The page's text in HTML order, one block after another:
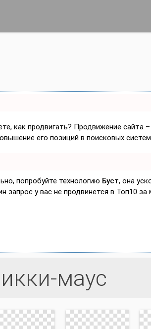
как продвигать? Продвижение сайта
его позиций в поисковых
попробуйте технологию Буст, она
запрос у вас не продвинется в Топ10 за
маус